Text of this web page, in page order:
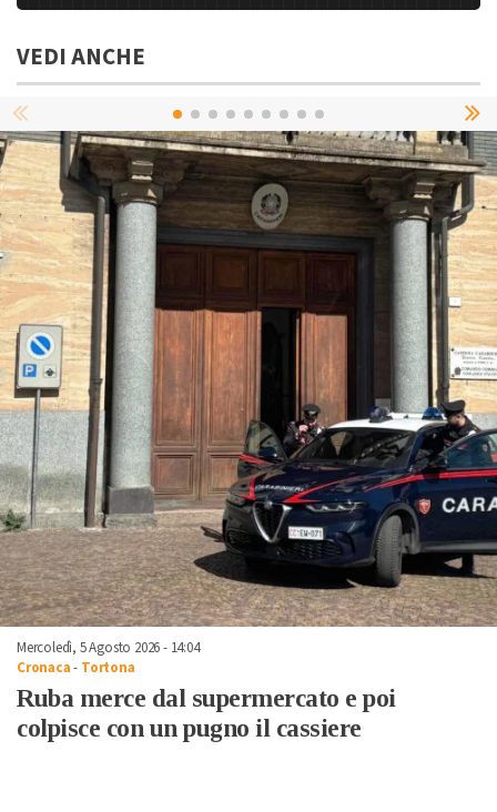
VEDI ANCHE
Mercoledì, 5 Agosto 2026 - 14:04
Cronaca- Tortona
Ruba merce dal supermercato e poi
colpisce con un pugno il cassiere